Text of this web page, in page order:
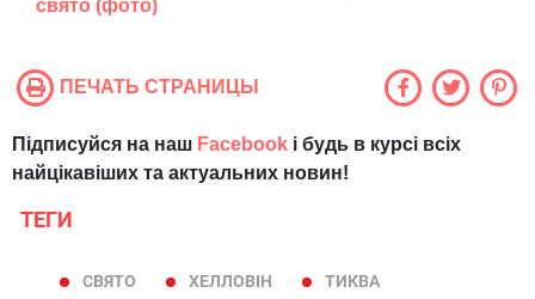
свято (фото)
ПЕЧАТЬ СТРАНИЦЫ
Підписуйся на наш Facebook і будь в курсі всіх
найцікавіших та актуальних новин!
ТЕГИ
СВЯТО ХЕЛЛОВІН
ТИКВА